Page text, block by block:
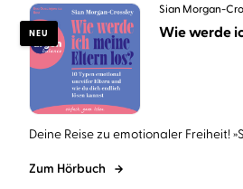
NEU
Sian Morgan-
Wie werde
Deine Reise zu emotionaler Freiheit!
Zum Hörbuch